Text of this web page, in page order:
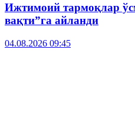
Ижтимоий тармоқлар
вақти”га айланди
04.08.2026 09:45